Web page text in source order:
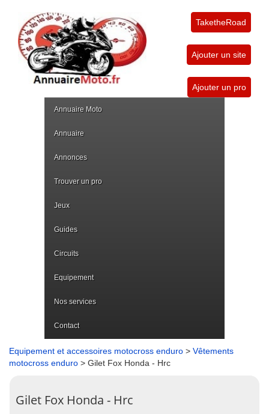
TaketheRoad
Ajouter un site
Ajouter un pro
Annuaire Moto
Annuaire
Annonces
Trouver un pro
Jeux
Guides
Circuits
Equipement
Nos services
Contact
Equipement et accessoires motocross enduro > Vêtements
motocross enduro > Gilet Fox Honda - Hrc
Gilet Fox Honda - Hrc